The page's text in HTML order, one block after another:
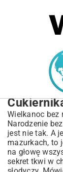
MARIUSZ ŁAMAGA
Przepis
Bezowy
Wielkanoc bez
Narodzenie
jest nie tak. A
mazurkach, to
na głowę
sekret tkwi w